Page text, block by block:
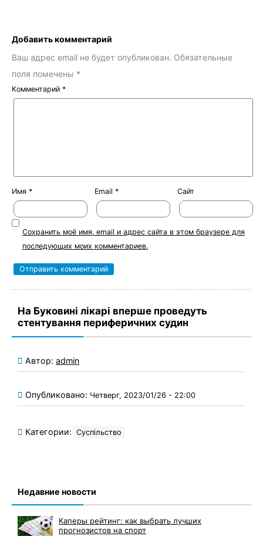
Добавить комментарий
Ваш адрес email не будет опубликован. Обязательные
поля помечены *
Комментарий *
Имя * Email * Сайт
Сохранить моё имя, email и адрес сайта в этом браузере для
последующих моих комментариев.
На Буковині лікарі вперше проведуть
стентування периферичних судин
Автор: admin
Опубликовано: Четверг, 2023/01/26 - 22:00
Категории: Суспільство
Недавние новости
Каперы рейтинг: как выбрать лучших
прогнозистов на спорт